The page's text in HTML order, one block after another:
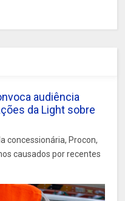
audiência
da Light sobre
concessionária, Procon,
causados por recentes